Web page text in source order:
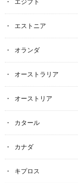
エストニア
オランダ
オーストラリア
オーストリア
カタール
カナダ
キプロス